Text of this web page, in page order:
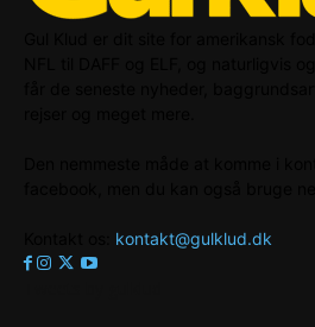
kontakt@gulklud.dk